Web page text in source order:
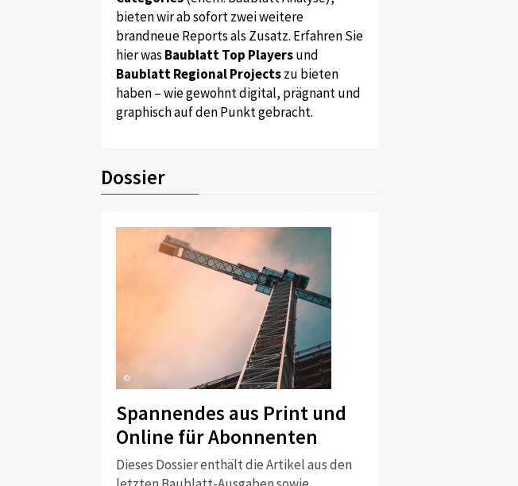
bieten wir ab sofort zwei weitere
brandneue Reports als Zusatz. Erfahren Sie
hier was Baublatt Top Playersund
Baublatt Regional Projectszu bieten
haben – wie gewohnt digital, prägnant und
graphisch auf den Punkt gebracht.
Dossier
©
Spannendes aus Print und
Online für Abonnenten
Dieses Dossier enthält die Artikel aus den